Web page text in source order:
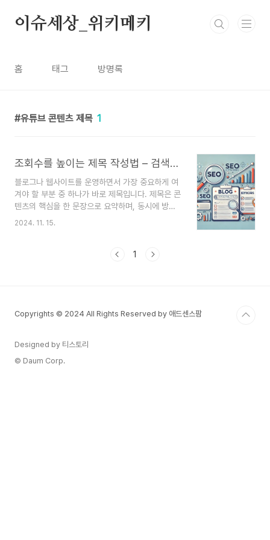
이슈세상_위키메키
홈 태그 방명록
유튜브 콘텐츠 제목 1
조회수를 높이는 제목 작성법 – 검색에 잘 걸리는 제목 작성법
블로그나 웹사이트를 운영하면서 가장 중요하게 여
겨야 할 부분 중 하나가 바로 제목입니다. 제목은 콘
텐츠의 핵심을 한 문장으로 요약하며, 동시에 방문
자의 흥미를 유도해야 하는 요소입니다. 또한,
도 높아집니다. 이번 글에서는 조회수를 높이고 검
드를 제목에 포함하면 구글이 이를 인식해 해당 페
집니다.사용자의 검색 의도 파악 - 검색 의도는 사
용자가 키워드를 검색할 때..
2024. 11. 15.
1
Copyrights © 2024 All Rights Reserved by 애드센스팜
Designed by 티스토리
© Daum Corp.